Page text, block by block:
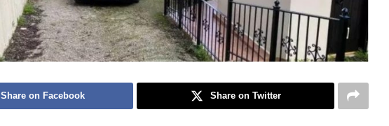
Share on Facebook Share on Twitter